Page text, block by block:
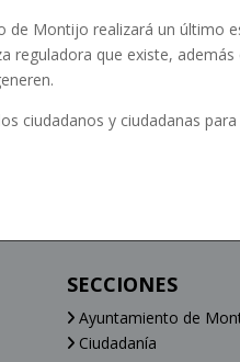
Montijo realizará un último
reguladora que existe,
ciudadanos y ciudadanas
SECCIONES
Ayuntamiento de
Ciudadanía